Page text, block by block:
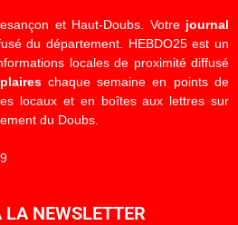
et Haut-Doubs. Votre journal
du département. HEBDO25 est un
locales de proximité diffusé
chaque semaine en points de
locaux et en boîtes aux lettres sur
du Doubs.
NEWSLETTER